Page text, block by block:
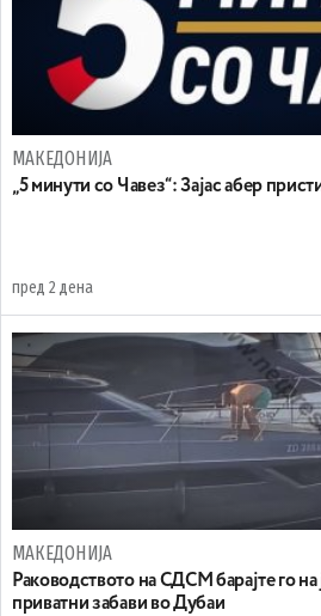
МАКЕДОНИЈА
„5 минути со Чавез“: Зајас абер
пред 2 дена
МАКЕДОНИЈА
Раководството на СДСМ барајте го на
приватни забави во Дубаи